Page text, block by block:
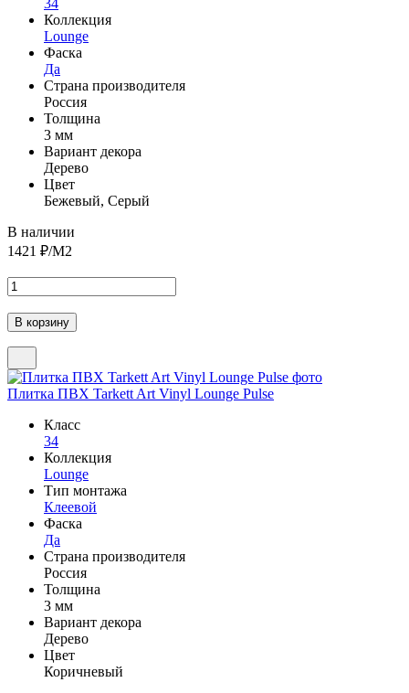
Коллекция
Lounge
Фаска
Да
Страна производителя
Россия
Толщина
3 мм
Вариант декора
Дерево
Цвет
Бежевый, Серый
В наличии
1421 ₽/М2
Плитка ПВХ Tarkett Art Vinyl Lounge Pulse
Класс
34
Коллекция
Lounge
Тип монтажа
Клеевой
Фаска
Да
Страна производителя
Россия
Толщина
3 мм
Вариант декора
Дерево
Цвет
Коричневый